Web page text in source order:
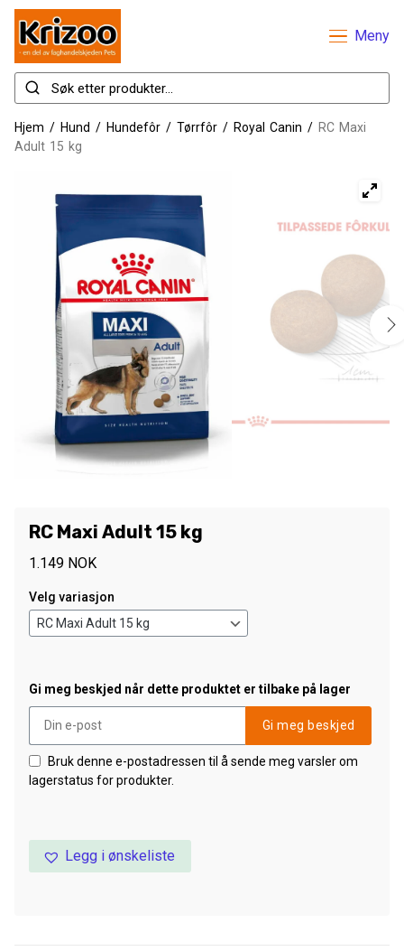
Meny
Hjem / Hund / Hundefôr / Tørrfôr / Royal Canin / RC Maxi
Adult 15 kg
RC Maxi Adult 15 kg
1.149 NOK
Velg variasjon
Gi meg beskjed når dette produktet er tilbake på lager
Gi meg beskjed
Bruk denne e-postadressen til å sende meg varsler om
lagerstatus for produkter.
Legg i ønskeliste